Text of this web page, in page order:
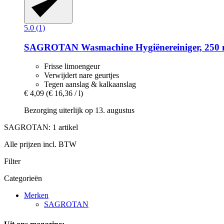
5.0 (1)
SAGROTAN Wasmachine Hygiënereiniger, 250
Frisse limoengeur
Verwijdert nare geurtjes
Tegen aanslag & kalkaanslag
€ 4,09 (€ 16,36 / l)
Bezorging uiterlijk op 13. augustus
SAGROTAN: 1 artikel
Alle prijzen incl. BTW
Filter
Categorieën
Merken
SAGROTAN